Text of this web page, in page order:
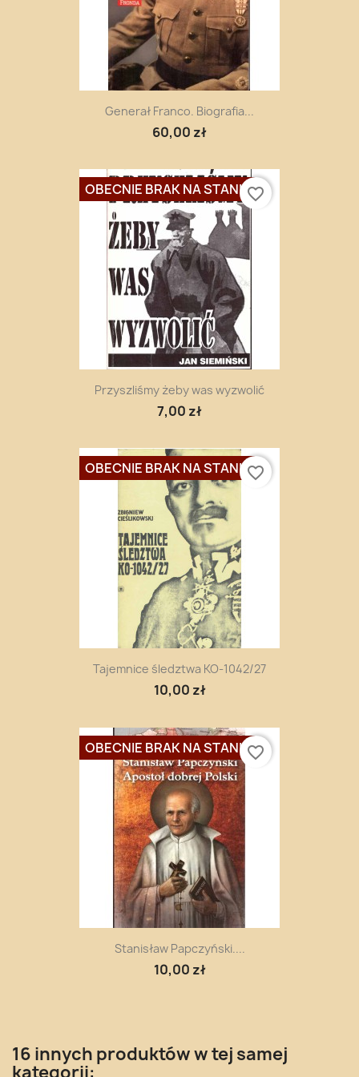
Generał Franco. Biografia...
60,00 zł
Przyszliśmy żeby was wyzwolić
7,00 zł
OBECNIE BRAK NA STANIEfavorite_border
Tajemnice śledztwa KO-1042/27
10,00 zł
OBECNIE BRAK NA STANIEfavorite_border
Stanisław Papczyński....
10,00 zł
OBECNIE BRAK NA STANIEfavorite_border
16 innych produktów w tej samej